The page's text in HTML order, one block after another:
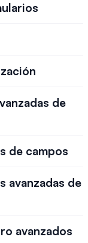
de
de campos
avanzadas de
avanzados